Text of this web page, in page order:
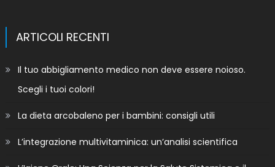
ARTICOLI RECENTI
Il tuo abbigliamento medico non deve essere noioso.
Scegli i tuoi colori!
La dieta arcobaleno per i bambini: consigli utili
L’integrazione multivitaminica: un’analisi scientifica